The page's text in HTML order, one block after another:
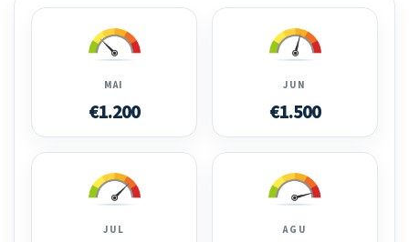
MAI
€1.200
JUN
€1.500
JUL AGU